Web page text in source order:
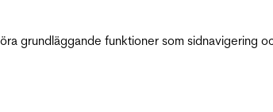
grundläggande funktioner som sidnavigering